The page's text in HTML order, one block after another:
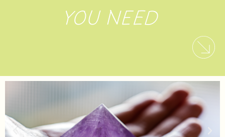
YOU NEED